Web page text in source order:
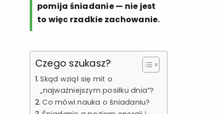
pomija śniadanie — nie jest
to więc rzadkie zachowanie.
Czego szukasz?
Skąd wziął się mit o
„najważniejszym posiłku dnia”?
Co mówi nauka o śniadaniu?